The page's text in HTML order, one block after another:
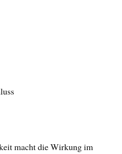
macht die Wirkung im